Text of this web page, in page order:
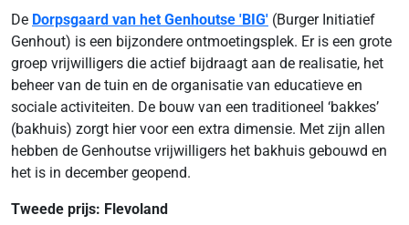
De Dorpsgaard van het Genhoutse 'BIG' (Burger Initiatief
Genhout) is een bijzondere ontmoetingsplek. Er is een grote
groep vrijwilligers die actief bijdraagt aan de realisatie, het
beheer van de tuin en de organisatie van educatieve en
sociale activiteiten. De bouw van een traditioneel ‘bakkes’
(bakhuis) zorgt hier voor een extra dimensie. Met zijn allen
hebben de Genhoutse vrijwilligers het bakhuis gebouwd en
het is in december geopend.
Tweede prijs: Flevoland